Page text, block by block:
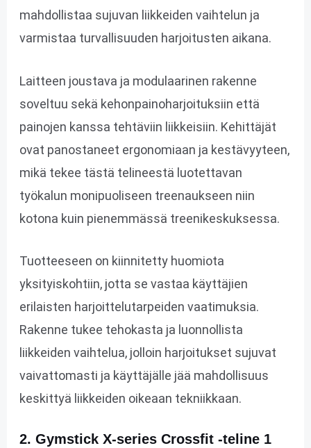
mahdollistaa sujuvan liikkeiden vaihtelun ja
varmistaa turvallisuuden harjoitusten aikana.
Laitteen joustava ja modulaarinen rakenne
soveltuu sekä kehonpainoharjoituksiin että
painojen kanssa tehtäviin liikkeisiin. Kehittäjät
ovat panostaneet ergonomiaan ja kestävyyteen,
mikä tekee tästä telineestä luotettavan
työkalun monipuoliseen treenaukseen niin
kotona kuin pienemmässä treenikeskuksessa.
Tuotteeseen on kiinnitetty huomiota
yksityiskohtiin, jotta se vastaa käyttäjien
erilaisten harjoittelutarpeiden vaatimuksia.
Rakenne tukee tehokasta ja luonnollista
liikkeiden vaihtelua, jolloin harjoitukset sujuvat
vaivattomasti ja käyttäjälle jää mahdollisuus
keskittyä liikkeiden oikeaan tekniikkaan.
2. Gymstick X-series Crossfit -teline 1